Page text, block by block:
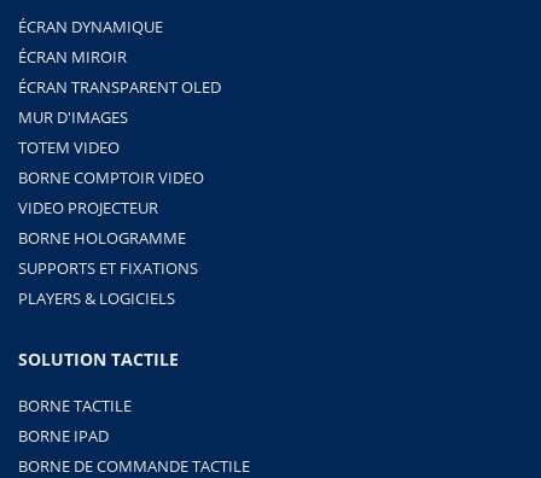
ÉCRAN DYNAMIQUE
ÉCRAN MIROIR
ÉCRAN TRANSPARENT OLED
MUR D'IMAGES
TOTEM VIDEO
BORNE COMPTOIR VIDEO
VIDEO PROJECTEUR
BORNE HOLOGRAMME
SUPPORTS ET FIXATIONS
PLAYERS & LOGICIELS
SOLUTION TACTILE
BORNE TACTILE
BORNE IPAD
BORNE DE COMMANDE TACTILE